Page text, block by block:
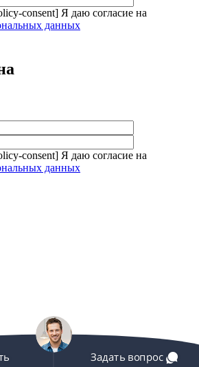
consent] Я даю согласие на
данных
consent] Я даю согласие на
данных
Задать вопрос